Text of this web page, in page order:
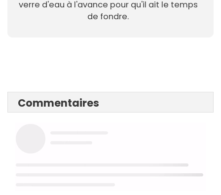
verre d'eau à l'avance pour qu'il ait le temps
de fondre.
Commentaires